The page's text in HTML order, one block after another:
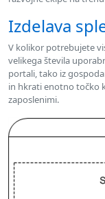
Izdelava
V kolikor potrebujete
velikega števila
portali, tako iz
in hkrati enotno točko
zaposlenimi.